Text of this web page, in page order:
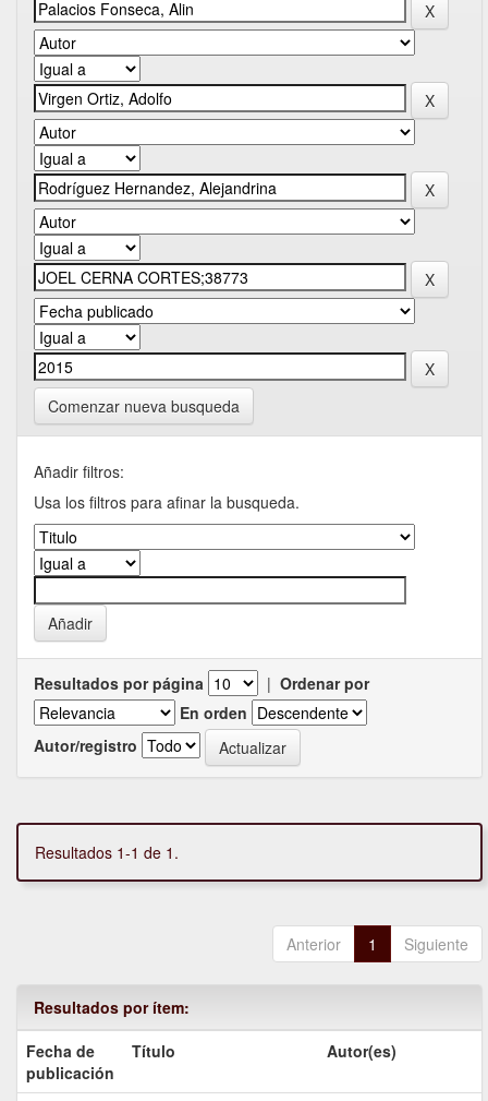
Comenzar nueva busqueda
Añadir filtros:
Usa los filtros para afinar la busqueda.
Resultados por página | Ordenar por
En orden
Autor/registro
Resultados 1-1 de 1.
Anterior 1 Siguiente
Resultados por ítem:
Fecha de
publicación
Título Autor(es)